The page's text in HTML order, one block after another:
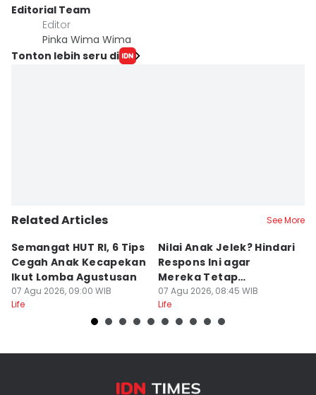
Editorial Team
Editor
Pinka Wima Wima
Tonton lebih seru di
Related Articles See More
Semangat HUT RI, 6 Tips
Cegah Anak Kecapekan
Ikut Lomba Agustusan
07 Agu 2026, 09:00 WIB
Life
Nilai Anak Jelek? Hindari
Respons Ini agar
Mereka Tetap
Semangat Belajar
07 Agu 2026, 08:45 WIB
Life